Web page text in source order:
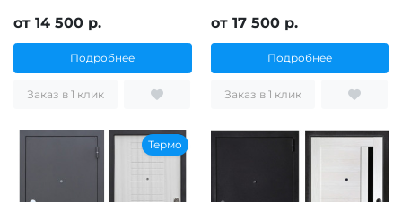
от 14 500 р.
Подробнее
Заказ в 1 клик
от 17 500 р.
Подробнее
Заказ в 1 клик
Термо